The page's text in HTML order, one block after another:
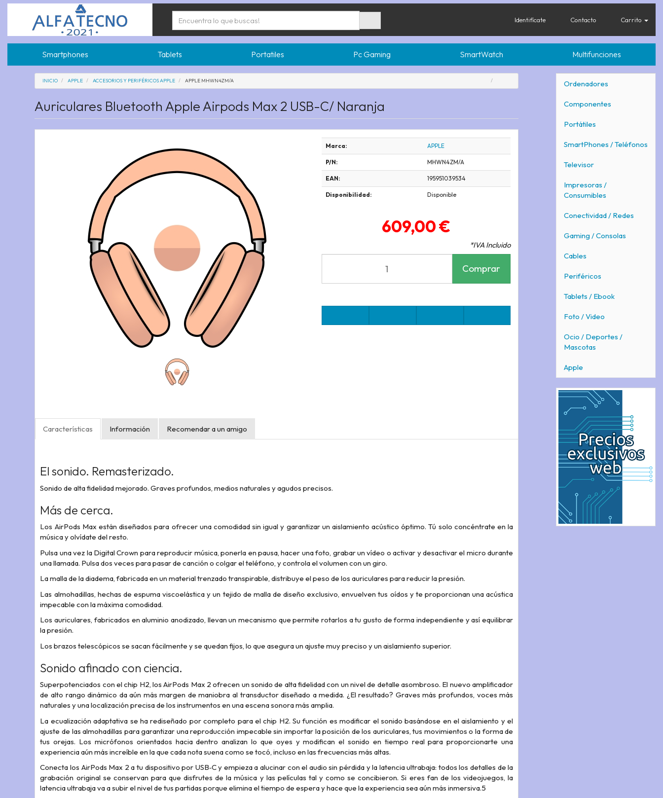
Identifícate Contacto Carrito
Smartphones Tablets Portatiles Pc Gaming SmartWatch Multifunciones
Ordenadores
Componentes
Portátiles
SmartPhones / Teléfonos
Televisor
Impresoras /
Consumibles
Conectividad / Redes
Gaming / Consolas
Cables
Periféricos
Tablets / Ebook
Foto / Video
Ocio / Deportes /
Mascotas
Apple
INICIO APPLE ACCESORIOS Y PERIFÉRICOS APPLE APPLE MHWN4ZM/A
Auriculares Bluetooth Apple Airpods Max 2 USB-C/ Naranja
Marca: APPLE
P/N: MHWN4ZM/A
EAN: 195951039534
Disponibilidad: Disponible
609,00 €
*IVA Incluido
Comprar
Características Información Recomendar a un amigo
El sonido. Remasterizado.
Sonido de alta fidelidad mejorado. Graves profundos, medios naturales y agudos precisos.
Más de cerca.
Los AirPods Max están diseñados para ofrecer una comodidad sin igual y garantizar un aislamiento acústico óptimo. Tú solo concéntrate en la
música y olvídate del resto.
Pulsa una vez la Digital Crown para reproducir música, ponerla en pausa, hacer una foto, grabar un vídeo o activar y desactivar el micro durante
una llamada. Pulsa dos veces para pasar de canción o colgar el teléfono, y controla el volumen con un giro.
La malla de la diadema, fabricada en un material trenzado transpirable, distribuye el peso de los auriculares para reducir la presión.
Las almohadillas, hechas de espuma viscoelástica y un tejido de malla de diseño exclusivo, envuelven tus oídos y te proporcionan una acústica
impecable con la máxima comodidad.
Los auriculares, fabricados en aluminio anodizado, llevan un mecanismo que permite rotarlos a tu gusto de forma independiente y así equilibrar
la presión.
Los brazos telescópicos se sacan fácilmentey se quedan fijos, lo que asegura un ajustemuy preciso y un aislamiento superior.
Sonido afinado con ciencia.
Superpotenciados con el chip H2, los AirPods Max 2 ofrecen un sonido de alta fidelidad con un nivel de detalle asombroso. El nuevo amplificador
de alto rango dinámico da aún más margen de maniobra al transductor diseñado a medida. ¿El resultado? Graves más profundos, voces más
naturales y una localización precisa de los instrumentos en una escena sonora más amplia.
La ecualización adaptativa se ha rediseñado por completo para el chip H2. Su función es modificar el sonido basándose en el aislamiento y el
ajuste de las almohadillas para garantizar una reproducción impecable sin importar la posición de los auriculares, tus movimientos o la forma de
tus orejas. Los micrófonos orientados hacia dentro analizan lo que oyes y modifican el sonido en tiempo real para proporcionarte una
experiencia aún más increíble en la que cada nota suena como se tocó, incluso en las frecuencias más altas.
Conecta los AirPods Max 2 a tu dispositivo por USB‑C y empieza a alucinar con el audio sin pérdida y la latencia ultrabaja: todos los detalles de la
grabación original se conservan para que disfrutes de la música y las películas tal y como se concibieron. Si eres fan de los videojuegos, la
latencia ultrabaja va a subir el nivel de tus partidas porque elimina el tiempo de espera y hace que la experiencia sea aún más inmersiva.5